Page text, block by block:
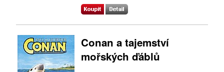
Conan a tajemství
mořských ďáblů